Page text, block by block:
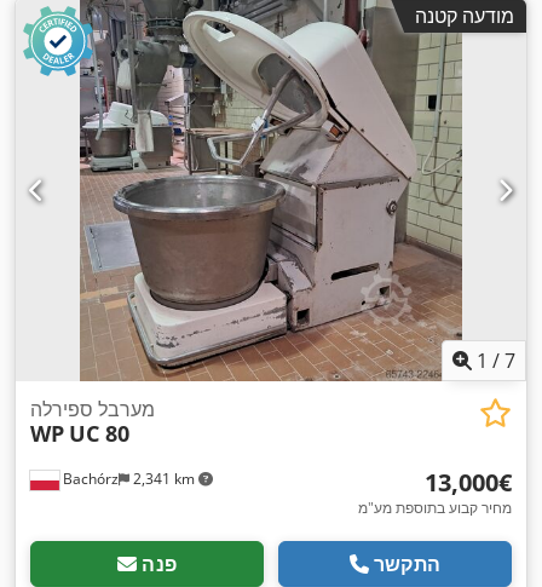
מודעה קטנה
1 /7
Bachórz 2,341 km
מערבל ספירלה
WP UC 80
‏13,000 ‏€
מחיר קבוע בתוספת מע"מ
פנה התקשר